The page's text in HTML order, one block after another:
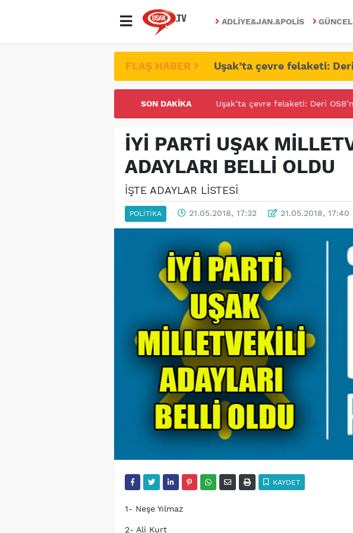
ADLIYE&JAN.&POLIS GÜNCEL
FLAŞ HABER Uşak’ta çevre felaketi:
SON DAKIKA UŞAK ÜNİVERİTESİNDE FETÖ/
İYİ PARTİ UŞAK
ADAYLARI BELLİ OLDU
İŞTE ADAYLAR LİSTESİ
POLITIKA 21.05.2018, 17:32 21.05.2018, 17:40
KAYDET
1- Neşe Yılmaz
2- Ali Kurt